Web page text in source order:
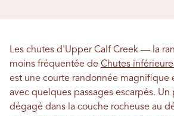
Les chutes d'Upper Calf Creek — la
moins fréquentée de Chutes
est une courte randonnée magnifique
avec quelques passages escarpés. Un
dégagé dans la couche rocheuse au